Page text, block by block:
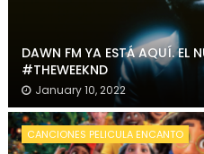
DAWN FM YA ESTÁ AQUÍ. EL
#THEWEEKND
January 10, 2022
CANCIONES PELICULA ENCANTO